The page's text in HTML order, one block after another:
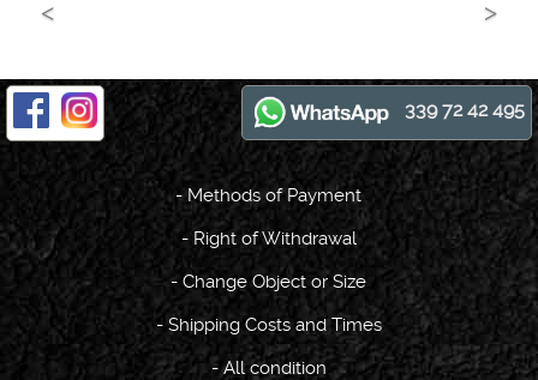
339 72 42 495
- Methods of Payment
- Right of Withdrawal
-Change Object or Size
- Shipping Costs and Times
-All condition